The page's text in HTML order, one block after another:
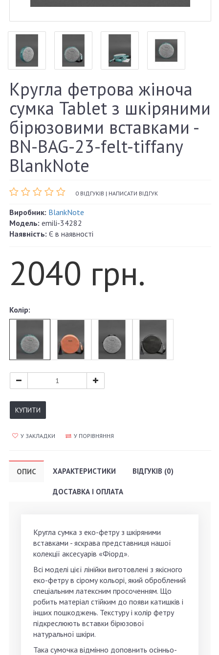
Кругла фетрова жіноча
сумка Tablet з шкіряними
бірюзовими вставками -
BN-BAG-23-felt-tiffany
BlankNote
0 ВІДГУКІВ | НАПИСАТИ ВІДГУК
Виробник: BlankNote
Модель: emili-34282
Наявність: Є в наявності
2040 грн.
Колір:
КУПИТИ
У ЗАКЛАДКИ У ПОРІВНЯННЯ
ОПИС ХАРАКТЕРИСТИКИ ВІДГУКІВ (0)
ДОСТАВКА І ОПЛАТА
Кругла сумка з еко-фетру з шкіряними
вставками - яскрава представниця нашої
колекції аксесуарів «Фіорд».
Всі моделі цієї лінійки виготовлені з якісного
еко-фетру в сірому кольорі, який оброблений
спеціальним латексним просоченням. Що
робить матеріал стійким до появи катишків і
інших пошкоджень. Текстуру і колір фетру
підкреслюють вставки бірюзової
натуральної шкіри.
Така сумочка відмінно доповнить осінньо-